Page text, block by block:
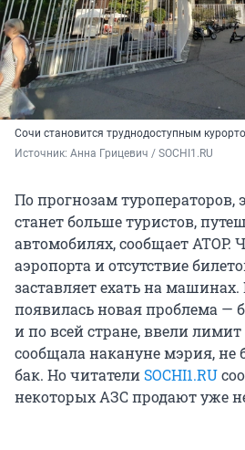
Сочи становится труднодоступным
Источник: Анна Грицевич / SOCHI1.RU
По прогнозам туроператоров,
станет больше туристов,
автомобилях, сообщает АТОР.
аэропорта и отсутствие
заставляет ехать на машинах.
появилась новая проблема —
и по всей стране, ввели
сообщала накануне мэрия, не
бак. Но читатели SOCHI1.RU
некоторых АЗС продают уже